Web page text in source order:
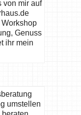
Workshop
Genuss
ihr mein
umstellen